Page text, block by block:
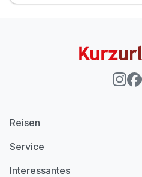
Reisen
Service
Interessantes